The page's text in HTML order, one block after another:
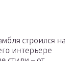
строился на
интерьере